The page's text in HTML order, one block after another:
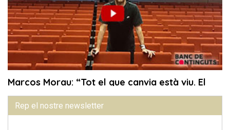
Rep el nostre newsletter